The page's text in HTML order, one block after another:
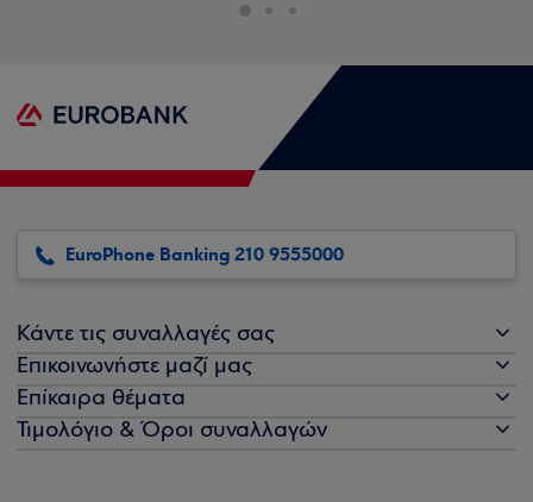
EuroPhone Banking 210 9555000
Κάντε τις συναλλαγές σας
Επικοινωνήστε μαζί μας
Επίκαιρα θέματα
Τιμολόγιο & Όροι συναλλαγών